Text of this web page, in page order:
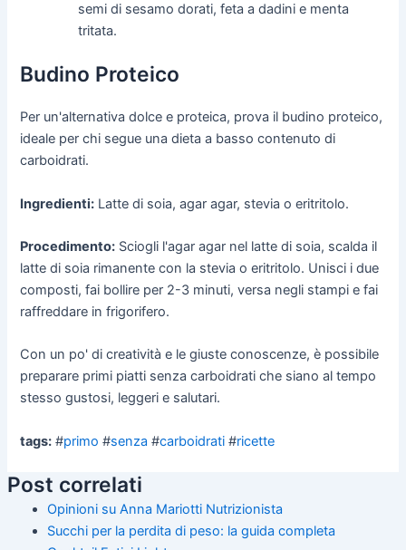
semi di sesamo dorati, feta a dadini e menta
tritata.
Budino Proteico
Per un'alternativa dolce e proteica, prova il budino proteico,
ideale per chi segue una dieta a basso contenuto di
carboidrati.
Ingredienti: Latte di soia, agar agar, stevia o eritritolo.
Procedimento: Sciogli l'agar agar nel latte di soia, scalda il
latte di soia rimanente con la stevia o eritritolo. Unisci i due
composti, fai bollire per 2-3 minuti, versa negli stampi e fai
raffreddare in frigorifero.
Con un po' di creatività e le giuste conoscenze, è possibile
preparare primi piatti senza carboidrati che siano al tempo
stesso gustosi, leggeri e salutari.
tags: #primo #senza #carboidrati #ricette
Post correlati
Opinioni su Anna Mariotti Nutrizionista
Succhi per la perdita di peso: la guida completa